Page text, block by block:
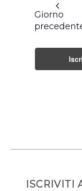
Giorno
ISCRIVITI